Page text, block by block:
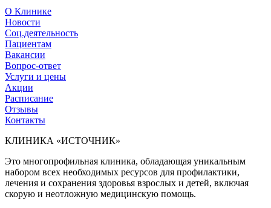
О Клинике
Новости
Соц.деятельность
Пациентам
Вакансии
Вопрос-ответ
Услуги и цены
Акции
Расписание
Отзывы
Контакты
КЛИНИКА «ИСТОЧНИК»
Это многопрофильная клиника, обладающая уникальным
набором всех необходимых ресурсов для профилактики,
лечения и сохранения здоровья взрослых и детей, включая
скорую и неотложную медицинскую помощь.